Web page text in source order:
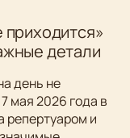
детали
день не
мая 2026 года в
репертуаром и